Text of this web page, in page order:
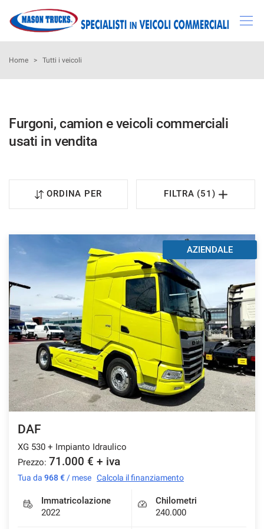
HOME
LISTA VEICOLI
SERVIZI
CONTATTI
AREA COMMERCIANTI
Home > Tutti i veicoli
Furgoni, camion e veicoli commerciali
usati in vendita
ORDINA PER FILTRA (51)
AZIENDALE
DAF
XG 530 + Impianto Idraulico
Prezzo: 71.000 € + iva
Tua da 968 € / mese Calcola il finanziamento
Immatricolazione
2022
Chilometri
240.000
Le
tue
preferenze
di
ti
consente
preferenze
di
alle
tracciamento
che
adottiamo
per
offrire
le
funzionalità
svolgere
attività
di
seguito
descritte.
Per
ottenere
maggiori
informazioni
sull'utilità
sul
funzionamento